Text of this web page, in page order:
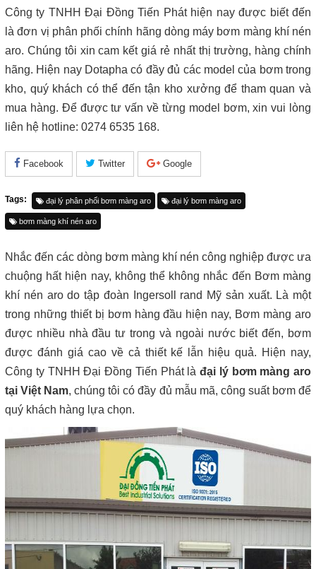
Công ty TNHH Đại Đồng Tiến Phát hiện nay được biết đến
là đơn vị phân phối chính hãng dòng máy bơm màng khí nén
aro. Chúng tôi xin cam kết giá rẻ nhất thị trường, hàng chính
hãng. Hiện nay Dotapha có đầy đủ các model của bơm trong
kho, quý khách có thể đến tận kho xưởng để tham quan và
mua hàng. Để được tư vấn về từng model bơm, xin vui lòng
liên hệ hotline: 0274 6535 168.
Facebook Twitter Google
Tags: đại lý phân phối bơm màng aro đại lý bơm màng aro
bơm màng khí nén aro
Nhắc đến các dòng bơm màng khí nén công nghiệp được ưa
chuộng hất hiện nay, không thể không nhắc đến Bơm màng
khí nén aro do tập đoàn Ingersoll rand Mỹ sản xuất. Là một
trong những thiết bị bơm hàng đầu hiện nay, Bơm màng aro
được nhiều nhà đầu tư trong và ngoài nước biết đến, bơm
được đánh giá cao về cả thiết kế lẫn hiệu quả. Hiện nay,
Công ty TNHH Đại Đồng Tiến Phát là đại lý bơm màng aro
tại Việt Nam, chúng tôi có đầy đủ mẫu mã, công suất bơm để
quý khách hàng lựa chọn.